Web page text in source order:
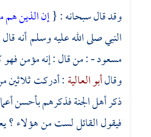
وقد قال سبحانه : {إن الذين
النبي صلى الله عليه وسلم أنه
مسعود- : من قال : إنه مؤمن فهو
وقالأبو العالية: أدركت ثلاثين
ذكر أهل الجنة فذكرهم بأحسن
فيقول القائل لست من هؤلاء ؟